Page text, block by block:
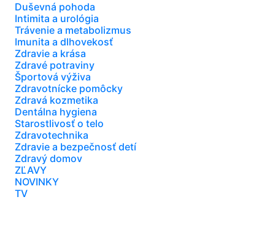
Duševná pohoda
Intimita a urológia
Trávenie a metabolizmus
Imunita a dlhovekosť
Zdravie a krása
Zdravé potraviny
Športová výživa
Zdravotnícke pomôcky
Zdravá kozmetika
Dentálna hygiena
Starostlivosť o telo
Zdravotechnika
Zdravie a bezpečnosť detí
Zdravý domov
ZĽAVY
NOVINKY
TV